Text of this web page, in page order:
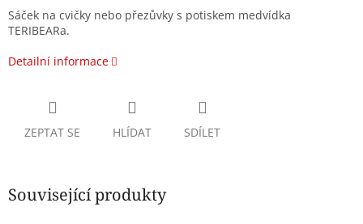
Sáček na cvičky nebo přezůvky s potiskem medvídka
TERIBEARa.
Detailní informace
ZEPTAT SE HLÍDAT SDÍLET
Související produkty